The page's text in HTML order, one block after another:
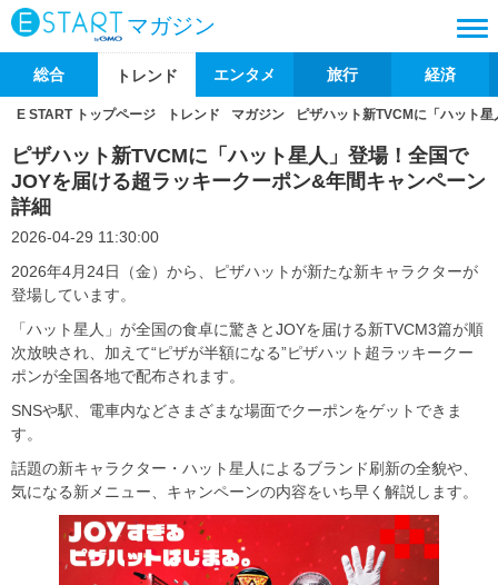
マガジン
総合 トレンド エンタメ 旅行 経済
E START トップページ トレンド マガジン ピザハット新TVCMに「ハット
ピザハット新TVCMに「ハット星人」登場！全国で
JOYを届ける超ラッキークーポン&年間キャンペーン
詳細
2026-04-29 11:30:00
2026年4月24日（金）から、ピザハットが新たな新キャラクターが
登場しています。
「ハット星人」が全国の食卓に驚きとJOYを届ける新TVCM3篇が順
次放映され、加えて“ピザが半額になる”ピザハット超ラッキークー
ポンが全国各地で配布されます。
SNSや駅、電車内などさまざまな場面でクーポンをゲットできま
す。
話題の新キャラクター・ハット星人によるブランド刷新の全貌や、
気になる新メニュー、キャンペーンの内容をいち早く解説します。